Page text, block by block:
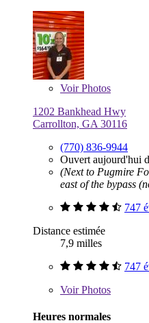
VoirPhotos
1202 Bankhead Hwy
Carrollton, GA 30116
(770) 836-9944
Ouvert aujourd'hui
(Next to Pugmire
east of the bypass
747
Distance estimée
7,9 milles
747
VoirPhotos
Heures normales